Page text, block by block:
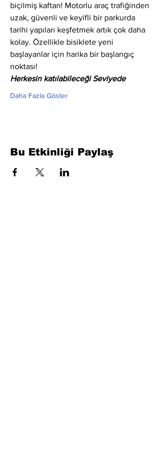
biçilmiş kaftan! Motorlu araç trafiğinden
uzak, güvenli ve keyifli bir parkurda
tarihi yapıları keşfetmek artık çok daha
kolay. Özellikle bisiklete yeni
başlayanlar için harika bir başlangıç
noktası!
Herkesin katılabileceği Seviyede
Daha Fazla Göster
Bu Etkinliği Paylaş